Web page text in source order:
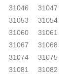
31046
31047
31053
31054
31060
31061
31067
31068
31074
31075
31081
31082